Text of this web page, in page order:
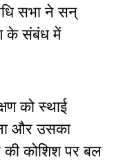
सभा ने सन्
के संबंध में
को स्थाई
और उसका
कोशिश पर बल